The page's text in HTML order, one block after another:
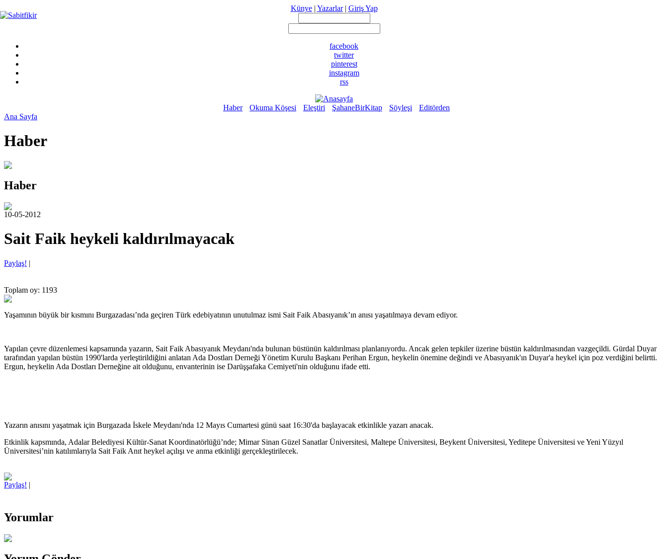
Künye| Yazarlar| Giriş Yap
facebook
twitter
pinterest
instagram
rss
Haber Okuma Köşesi Eleştiri ŞahaneBirKitap Söyleşi
Editörden
Ana Sayfa
Haber
Haber
10-05-2012
Sait Faik heykeli kaldırılmayacak
Paylaş! |
Toplam oy: 1193
Yaşamının büyük bir kısmını Burgazadası’nda geçiren Türk edebiyatının unutulmaz ismi Sait Faik Abasıyanık’ın anısı yaşatılmaya devam ediyor.
Yapılan çevre düzenlemesi kapsamında yazarın, Sait Faik Abasıyanık Meydanı'nda bulunan büstünün kaldırılması planlanıyordu. Ancak gelen tepkiler üzerine büstün kaldırılmasından vazgeçildi. Gürdal Duyar
tarafından yapılan büstün 1990'larda yerleştirildiğini anlatan Ada Dostları Derneği Yönetim Kurulu Başkanı Perihan Ergun, heykelin önemine değindi ve Abasıyanık'ın Duyar'a heykel için poz verdiğini belirtti.
Ergun, heykelin Ada Dostları Derneğine ait olduğunu, envanterinin ise Darüşşafaka Cemiyeti'nin olduğunu ifade etti.
Yazarın anısını yaşatmak için Burgazada İskele Meydanı'nda 12 Mayıs Cumartesi günü saat 16:30'da başlayacak etkinlikle yazarı anacak.
Etkinlik kapsmında, Adalar Belediyesi Kültür-Sanat Koordinatörlüğü’nde; Mimar Sinan Güzel Sanatlar Üniversitesi, Maltepe Üniversitesi, Beykent Üniversitesi, Yeditepe Üniversitesi ve Yeni Yüzyıl
Üniversitesi’nin katılımlarıyla Sait Faik Anıt heykel açılışı ve anma etkinliği gerçekleştirilecek.
Paylaş! |
Yorumlar